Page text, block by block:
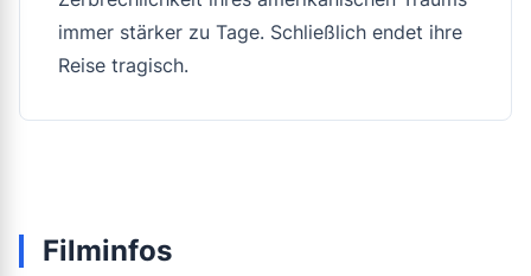
immer stärker zu Tage. Schließlich endet ihre
Reise tragisch.
Filminfos